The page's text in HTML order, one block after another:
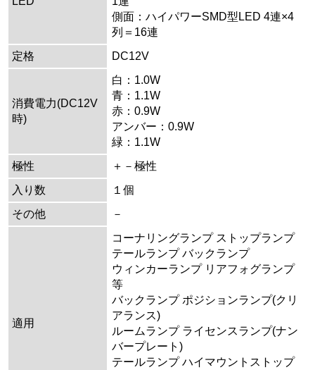
側面：ハイパワーSMD型LED 4連×4
列＝16連
定格
DC12V
消費電力(DC12V
時)
白：1.0W
青：1.1W
赤：0.9W
アンバー：0.9W
緑：1.1W
極性
＋－極性
入り数
１個
その他
－
適用
コーナリングランプ ストップランプ
テールランプ バックランプ
ウィンカーランプ リアフォグランプ
等
バックランプ ポジションランプ(クリ
アランス)
ルームランプ ライセンスランプ(ナン
バープレート)
テールランプ ハイマウントストップ